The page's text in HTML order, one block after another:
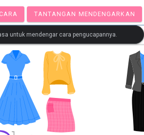
TANTANGAN
untuk mendengar cara pengucapannya.